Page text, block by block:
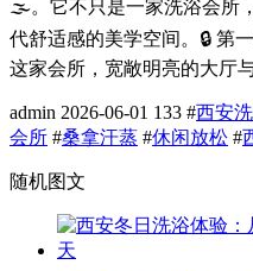
🌫️。它不只是一家洗浴会所
代舒适感的美学空间。🔒 第
这家会所，宽敞明亮的大厅
admin 2026-06-01 133 #西安
会所 #桑拿汗蒸 #休闲放松 #
随机图文